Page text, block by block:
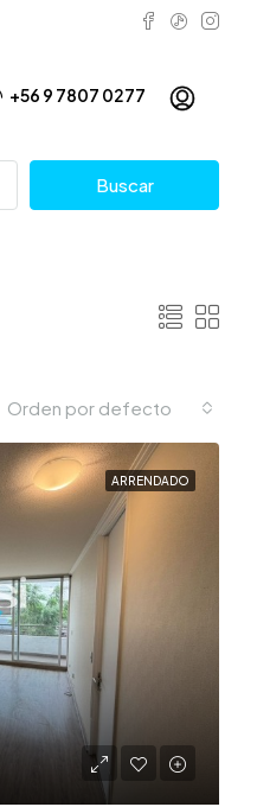
+56 9 7807 0277
Buscar
Orden por defecto
ARRENDADO